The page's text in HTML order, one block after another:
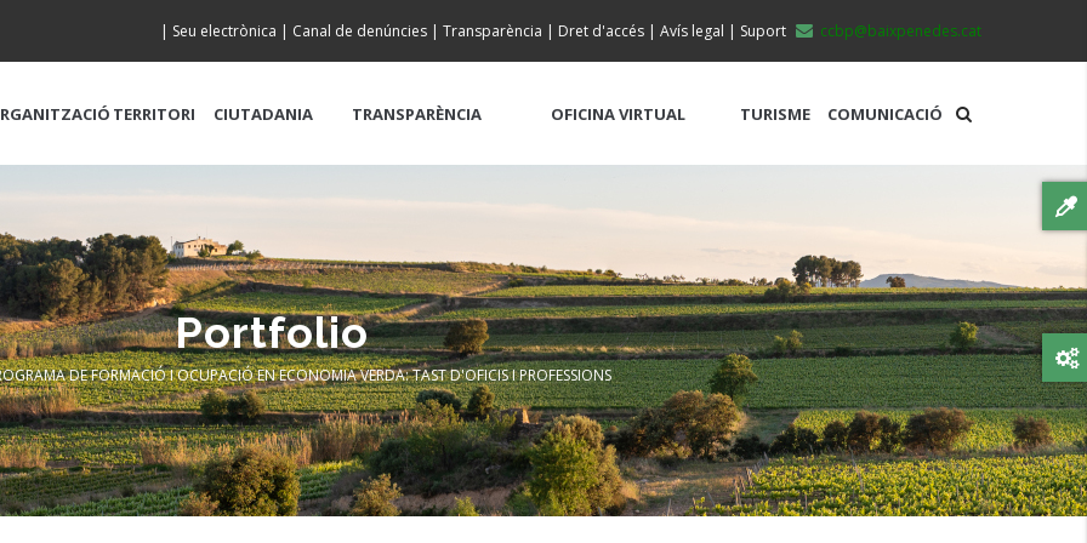
ccbp@baixpenedes.cat
| Seu electrònica | Canal de denúncies | Transparència | Dret d'accés | Avís legal | Suport
TERRITORI CIUTADANIA TRANSPARÈNCIA OFICINA VIRTUAL TURISME COMUNICACIÓ
Portfolio
DE FORMACIÓ I OCUPACIÓ EN ECONOMIA VERDA: TAST D'OFICIS I PROFESSIONS